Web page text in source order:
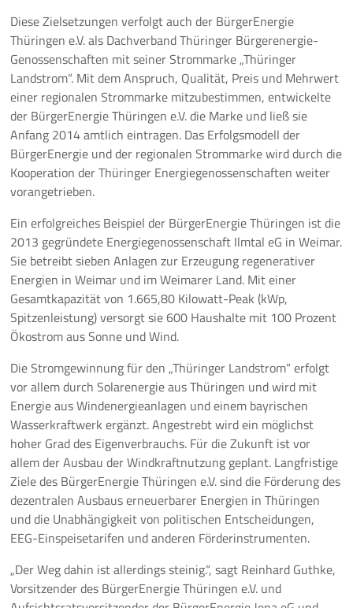
Diese Zielsetzungen verfolgt auch der BürgerEnergie
Thüringen e.V. als Dachverband Thüringer Bürgerenergie-
Genossenschaften mit seiner Strommarke „Thüringer
Landstrom“. Mit dem Anspruch, Qualität, Preis und Mehrwert
einer regionalen Strommarke mitzubestimmen, entwickelte
der BürgerEnergie Thüringen e.V. die Marke und ließ sie
Anfang 2014 amtlich eintragen. Das Erfolgsmodell der
BürgerEnergie und der regionalen Strommarke wird durch die
Kooperation der Thüringer Energiegenossenschaften weiter
vorangetrieben.
Ein erfolgreiches Beispiel der BürgerEnergie Thüringen ist die
2013 gegründete Energiegenossenschaft Ilmtal eG in Weimar.
Sie betreibt sieben Anlagen zur Erzeugung regenerativer
Energien in Weimar und im Weimarer Land. Mit einer
Gesamtkapazität von 1.665,80 Kilowatt-Peak (kWp,
Spitzenleistung) versorgt sie 600 Haushalte mit 100 Prozent
Ökostrom aus Sonne und Wind.
Die Stromgewinnung für den „Thüringer Landstrom“ erfolgt
vor allem durch Solarenergie aus Thüringen und wird mit
Energie aus Windenergieanlagen und einem bayrischen
Wasserkraftwerk ergänzt. Angestrebt wird ein möglichst
hoher Grad des Eigenverbrauchs. Für die Zukunft ist vor
allem der Ausbau der Windkraftnutzung geplant. Langfristige
Ziele des BürgerEnergie Thüringen e.V. sind die Förderung des
dezentralen Ausbaus erneuerbarer Energien in Thüringen
und die Unabhängigkeit von politischen Entscheidungen,
EEG-Einspeisetarifen und anderen Förderinstrumenten.
„Der Weg dahin ist allerdings steinig.“, sagt Reinhard Guthke,
Vorsitzender des BürgerEnergie Thüringen e.V. und